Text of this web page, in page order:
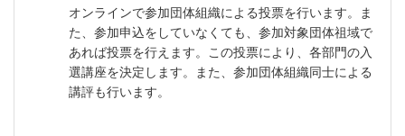
オンラインで参加団体組織による投票を行います。ま
た、参加申込をしていなくても、参加対象団体祖域で
あれば投票を行えます。この投票により、各部門の入
選講座を決定します。また、参加団体組織同士による
講評も行います。